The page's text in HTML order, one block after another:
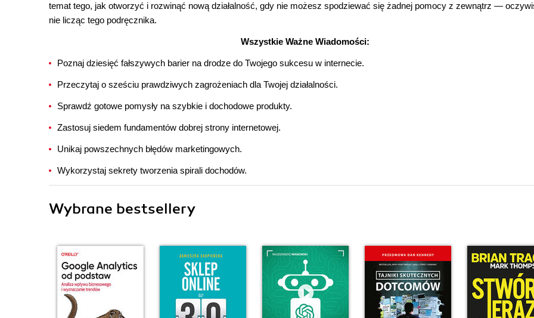
temat tego, jak otworzyć i rozwinąć nową działalność, gdy nie możesz spodziewać się żadnej pomocy z zewnątrz —
nie licząc tego podręcznika.
Wszystkie Ważne Wiadomości:
Poznaj dziesięć fałszywych barier na drodze do Twojego sukcesu w internecie.
Przeczytaj o sześciu prawdziwych zagrożeniach dla Twojej działalności.
Sprawdź gotowe pomysły na szybkie i dochodowe produkty.
Zastosuj siedem fundamentów dobrej strony internetowej.
Unikaj powszechnych błędów marketingowych.
Wykorzystaj sekrety tworzenia spirali dochodów.
Wybrane bestsellery